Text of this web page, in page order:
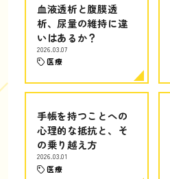
血液透析と腹膜透
析、尿量の維持に違
いはあるか？
2026.03.07
医療
手帳を持つことへの
心理的な抵抗と、そ
の乗り越え方
2026.03.01
医療